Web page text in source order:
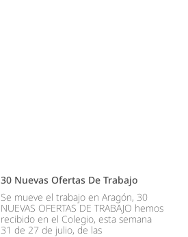
30 Nuevas Ofertas De Trabajo
Se mueve el trabajo en Aragón, 30
NUEVAS OFERTAS DE TRABAJO hemos
recibido en el Colegio, esta semana
31 de 27 de julio, de las